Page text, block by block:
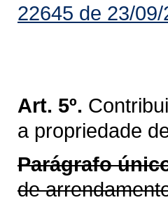
22645 de 23/09/
Art. 5º.
a propriedade
Parágrafo
de